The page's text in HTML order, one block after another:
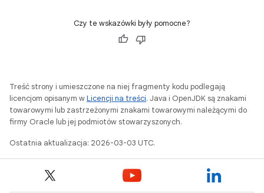
Czy te wskazówki były pomocne?
Treść strony i umieszczone na niej fragmenty kodu podlegają
licencjom opisanym wLicencji na treści. Java i OpenJDK są znakami
towarowymi lub zastrzeżonymi znakami towarowymi należącymi do
firmy Oracle lub jej podmiotów stowarzyszonych.
Ostatnia aktualizacja: 2026-03-03 UTC.